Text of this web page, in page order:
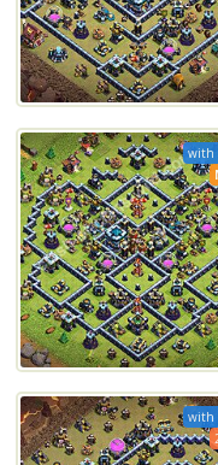
with
with